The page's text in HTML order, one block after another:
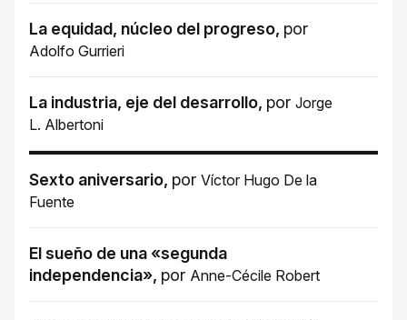
La equidad, núcleo del progreso, por
Adolfo Gurrieri
La industria, eje del desarrollo, por Jorge
L. Albertoni
Sexto aniversario, por Víctor Hugo De la
Fuente
El sueño de una «segunda
independencia», por Anne-Cécile Robert